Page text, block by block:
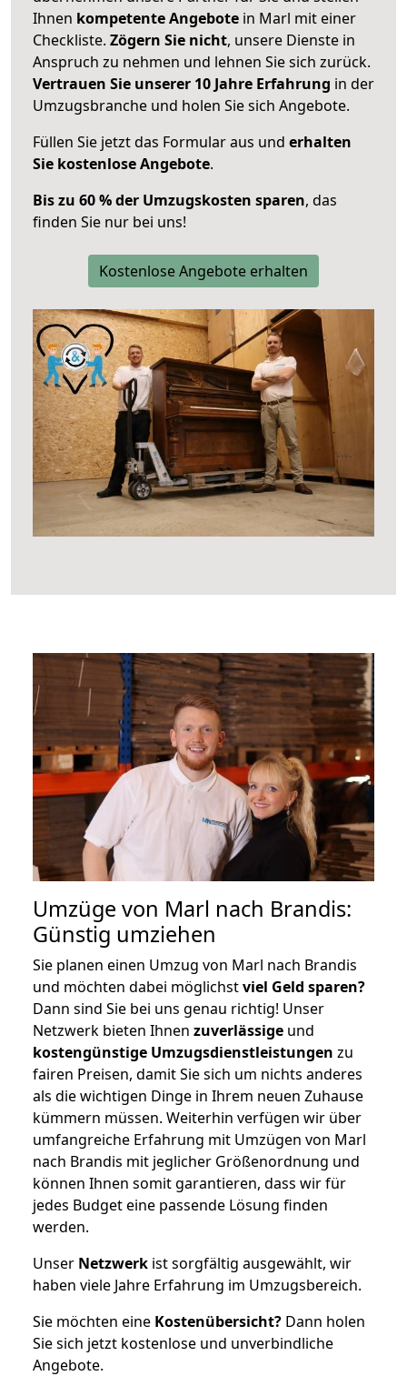
Ihnen kompetente Angebote in Marl mit einer
Checkliste. Zögern Sie nicht, unsere Dienste in
Anspruch zu nehmen und lehnen Sie sich zurück.
Vertrauen Sie unserer 10 Jahre Erfahrung in der
Umzugsbranche und holen Sie sich Angebote.
Füllen Sie jetzt das Formular aus und erhalten
Sie kostenlose Angebote.
Bis zu 60 % der Umzugskosten sparen, das
finden Sie nur bei uns!
Kostenlose Angebote erhalten
Umzüge von Marl nach Brandis:
Günstig umziehen
Sie planen einen Umzug von Marl nach Brandis
und möchten dabei möglichstviel Geld sparen?
Dann sind Sie bei uns genau richtig! Unser
Netzwerk bieten Ihnen zuverlässige und
kostengünstige Umzugsdienstleistungen zu
fairen Preisen, damit Sie sich um nichts anderes
als die wichtigen Dinge in Ihrem neuen Zuhause
kümmern müssen. Weiterhin verfügen wir über
umfangreiche Erfahrung mit Umzügen von Marl
nach Brandis mit jeglicher Größenordnung und
können Ihnen somit garantieren, dass wir für
jedes Budget eine passende Lösung finden
werden.
Unser Netzwerk ist sorgfältig ausgewählt, wir
haben viele Jahre Erfahrung im Umzugsbereich.
Sie möchten eine Kostenübersicht? Dann holen
Sie sich jetzt kostenlose und unverbindliche
Angebote.